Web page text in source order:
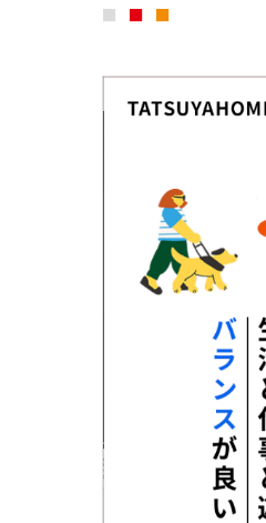
■ ■ ■